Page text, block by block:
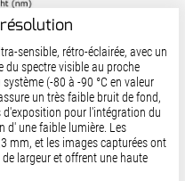
sensible, rétro-éclairée, avec un
du spectre visible au proche
(-80 à -90 °C en valeur
un très faible bruit de fond,
pour l'intégration du
d' une faible lumière. Les
mm, et les images capturées ont
largeur et offrent une haute